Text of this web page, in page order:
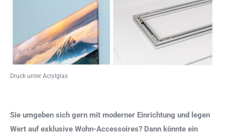
Druck unter Acrylglas
Sie umgeben sich gern mit moderner Einrichtung und legen
Wert auf exklusive Wohn-Accessoires? Dann könnte ein